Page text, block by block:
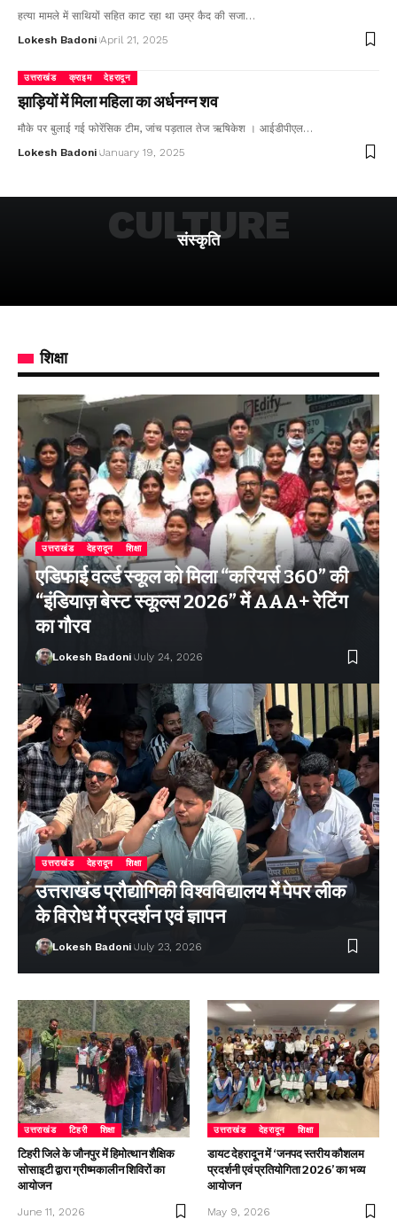
हत्या मामले में साथियों सहित काट रहा था उम्र कैद की सजा…
Lokesh Badoni April 21, 2025
उत्तराखंड क्राइम देहरादून
झाड़ियों में मिला महिला का अर्धनग्न शव
मौके पर बुलाई गई फोरेंसिक टीम, जांच पड़ताल तेज ऋषिकेश । आईडीपीएल…
Lokesh Badoni January 19, 2025
संस्कृति
CULTURE
शिक्षा
उत्तराखंड देहरादून शिक्षा
एडिफाई वर्ल्ड स्कूल को मिला “करियर्स 360” की
“इंडियाज़ बेस्ट स्कूल्स 2026” में AAA+ रेटिंग
का गौरव
Lokesh Badoni July 24, 2026
उत्तराखंड देहरादून शिक्षा
उत्तराखंड प्रौद्योगिकी विश्वविद्यालय में पेपर लीक
के विरोध में प्रदर्शन एवं ज्ञापन
Lokesh Badoni July 23, 2026
उत्तराखंड टिहरी शिक्षा
टिहरी जिले के जौनपुर में हिमोत्थान शैक्षिक
सोसाइटी द्वारा ग्रीष्मकालीन शिविरों का
आयोजन
June 11, 2026
उत्तराखंड देहरादून शिक्षा
डायट देहरादून में ‘जनपद स्तरीय कौशलम
प्रदर्शनी एवं प्रतियोगिता 2026’ का भव्य
आयोजन
May 9, 2026